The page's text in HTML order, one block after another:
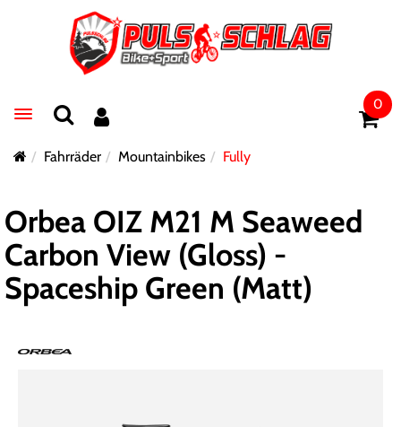
Toggle navigation
0
Fahrräder Mountainbikes Fully
Orbea OIZ M21 M Seaweed
Carbon View (Gloss) -
Spaceship Green (Matt)